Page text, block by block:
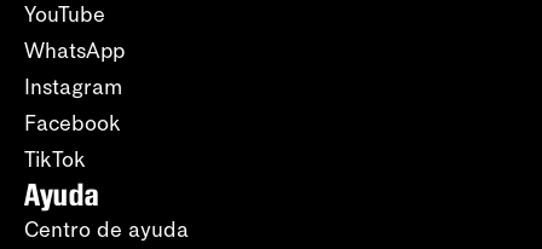
YouTube
WhatsApp
Instagram
Facebook
TikTok
Ayuda
Centro de ayuda